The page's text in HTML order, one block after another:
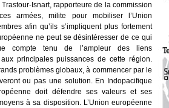
Isnart, rapporteure de la commission
armées, milite pour mobiliser l’Union
afin qu’ils s’impliquent plus fortement
ne peut se désintéresser de ce qui
compte tenu de l’ampleur des liens
principales puissances de cette région.
problèmes globaux, à commencer par le
ou pas une solution. En Indopacifique
doit défendre ses valeurs et ses
à sa disposition. L’Union européenne